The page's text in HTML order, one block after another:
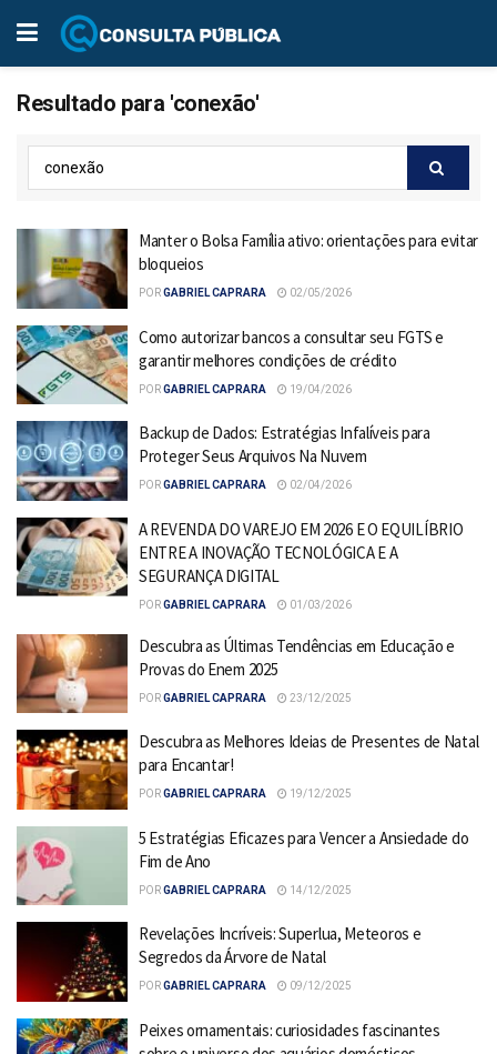
Resultado para 'conexão'
Manter o Bolsa Família ativo: orientações para evitar
bloqueios
PORGABRIEL CAPRARA 02/05/2026
Como autorizar bancos a consultar seu FGTS e
garantir melhores condições de crédito
PORGABRIEL CAPRARA 19/04/2026
Backup de Dados: Estratégias Infalíveis para
Proteger Seus Arquivos Na Nuvem
PORGABRIEL CAPRARA 02/04/2026
A REVENDA DO VAREJO EM 2026 E O EQUILÍBRIO
ENTRE A INOVAÇÃO TECNOLÓGICA E A
SEGURANÇA DIGITAL
PORGABRIEL CAPRARA 01/03/2026
Descubra as Últimas Tendências em Educação e
Provas do Enem 2025
PORGABRIEL CAPRARA 23/12/2025
Descubra as Melhores Ideias de Presentes de Natal
para Encantar!
PORGABRIEL CAPRARA 19/12/2025
5 Estratégias Eficazes para Vencer a Ansiedade do
Fim de Ano
PORGABRIEL CAPRARA 14/12/2025
Revelações Incríveis: Superlua, Meteoros e
Segredos da Árvore de Natal
PORGABRIEL CAPRARA 09/12/2025
Peixes ornamentais: curiosidades fascinantes